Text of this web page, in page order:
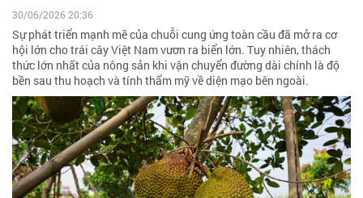
30/06/2026 20:36
Sự phát triển mạnh mẽ của chuỗi cung ứng toàn cầu đã mở ra cơ
hội lớn cho trái cây Việt Nam vươn ra biển lớn. Tuy nhiên, thách
thức lớn nhất của nông sản khi vận chuyển đường dài chính là độ
bền sau thu hoạch và tính thẩm mỹ về diện mạo bên ngoài.